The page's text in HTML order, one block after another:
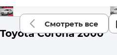
Смотреть все
Toyota Corona 2000